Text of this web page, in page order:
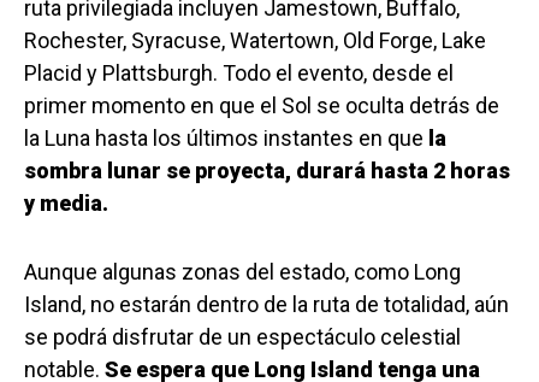
ruta privilegiada incluyen Jamestown, Buffalo,
Rochester, Syracuse, Watertown, Old Forge, Lake
Placid y Plattsburgh. Todo el evento, desde el
primer momento en que el Sol se oculta detrás de
la Luna hasta los últimos instantes en que la
sombra lunar se proyecta, durará hasta 2 horas
y media.
Aunque algunas zonas del estado, como Long
Island, no estarán dentro de la ruta de totalidad, aún
se podrá disfrutar de un espectáculo celestial
notable. Se espera que Long Island tenga una